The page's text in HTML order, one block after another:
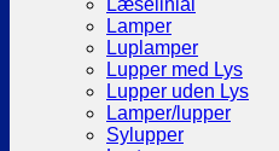
Læselinial
Lamper
Luplamper
Lupper med Lys
Lupper uden Lys
Lamper/lupper
Sylupper